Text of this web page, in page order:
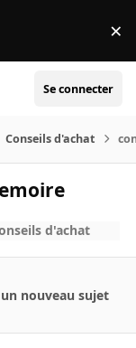
×
Se connecter
Conseils d'achat
d'achat
nouveau sujet